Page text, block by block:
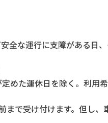
な運行に支障がある日
めた運休日を除く。利用
で受け付けます。但し